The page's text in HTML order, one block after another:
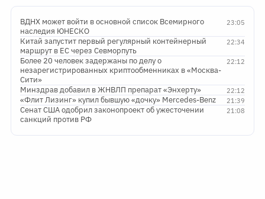
23:05
ВДНХ может войти в основной список Всемирного
наследия ЮНЕСКО
22:34
Китай запустит первый регулярный контейнерный
маршрут в ЕС через Севморпуть
22:12
Более 20 человек задержаны по делу о
незарегистрированных криптообменниках в «Москва-
Сити»
22:12
Минздрав добавил в ЖНВЛП препарат «Энхерту»
21:39
«Флит Лизинг» купил бывшую «дочку» Mercedes-Benz
21:08
Сенат США одобрил законопроект об ужесточении
санкций против РФ